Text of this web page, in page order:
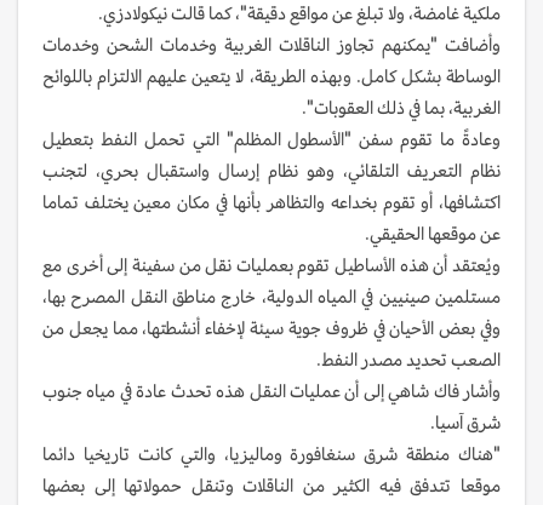
ملكية غامضة، ولا تبلغ عن مواقع دقيقة"، كما قالت نيكولادزي.
وأضافت "يمكنهم تجاوز الناقلات الغربية وخدمات الشحن وخدمات
الوساطة بشكل كامل. وبهذه الطريقة، لا يتعين عليهم الالتزام باللوائح
الغربية، بما في ذلك العقوبات".
وعادةً ما تقوم سفن "الأسطول المظلم" التي تحمل النفط بتعطيل
نظام التعريف التلقائي، وهو نظام إرسال واستقبال بحري، لتجنب
اكتشافها، أو تقوم بخداعه والتظاهر بأنها في مكان معين يختلف تماما
عن موقعها الحقيقي.
ويُعتقد أن هذه الأساطيل تقوم بعمليات نقل من سفينة إلى أخرى مع
مستلمين صينيين في المياه الدولية، خارج مناطق النقل المصرح بها،
وفي بعض الأحيان في ظروف جوية سيئة لإخفاء أنشطتها، مما يجعل من
الصعب تحديد مصدر النفط.
وأشار فاك شاهي إلى أن عمليات النقل هذه تحدث عادة في مياه جنوب
شرق آسيا.
"هناك منطقة شرق سنغافورة وماليزيا، والتي كانت تاريخيا دائما
موقعا تتدفق فيه الكثير من الناقلات وتنقل حمولاتها إلى بعضها